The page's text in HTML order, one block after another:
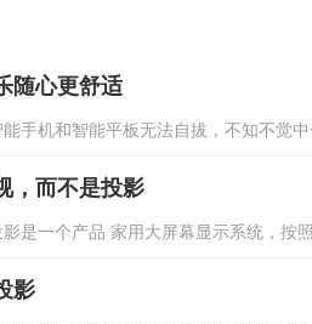
随心更舒适
手机和智能平板无法自拔，不知不觉
，而不是投影
是一个产品 家用大屏幕显示系统，按
影